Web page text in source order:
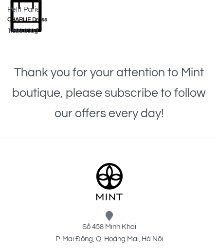
Petit Paris
CHARLIE Dress
1.699.000₫
Thank you for your attention to Mint
boutique, please subscribe to follow
our offers every day!
Số 458 Minh Khai
P. Mai Động, Q. Hoàng Mai, Hà Nội